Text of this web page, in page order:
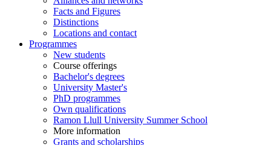
Facts and Figures
Distinctions
Locations and contact
Programmes
New students
Course offerings
Bachelor's degrees
University Master's
PhD programmes
Own qualifications
Ramon Llull University Summer School
More information
Grants and scholarships